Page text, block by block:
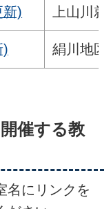
新) 上山川
) 絹川地
催する教
名にリンクを